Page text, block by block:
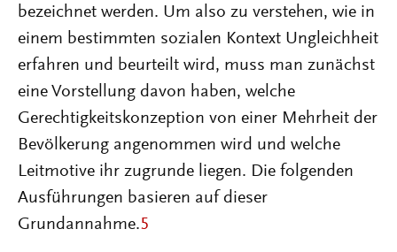
bezeichnet werden. Um also zu verstehen, wie in
einem bestimmten sozialen Kontext Ungleichheit
erfahren und beurteilt wird, muss man zunächst
eine Vorstellung davon haben, welche
Gerechtigkeitskonzeption von einer Mehrheit der
Bevölkerung angenommen wird und welche
Leitmotive ihr zugrunde liegen. Die folgenden
Ausführungen basieren auf dieser
Grundannahme.5